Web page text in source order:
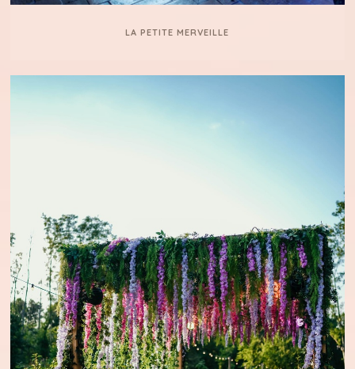
LA PETITE MERVEILLE